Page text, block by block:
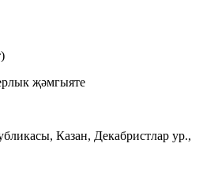
җәмгыяте
Казан, Декабристлар ур.,